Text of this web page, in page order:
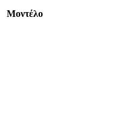
Mοντέλο